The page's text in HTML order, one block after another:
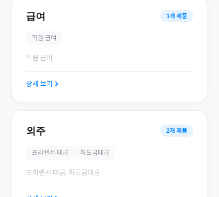
급여 1개 제품
직원 급여
직원 급여
상세 보기
외주 2개 제품
프리랜서 대금 하도급대금
프리랜서 대금, 하도급대금